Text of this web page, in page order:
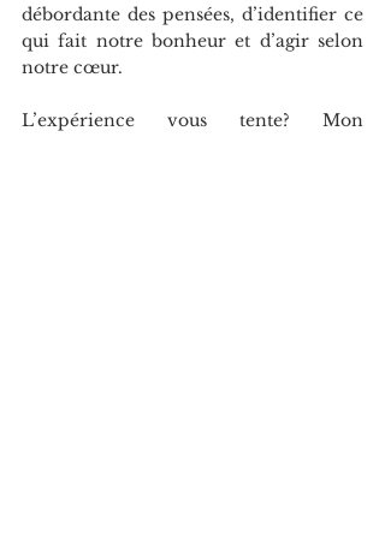
débordante des pensées, d’identifier ce
qui fait notre bonheur et d’agir selon
notre cœur.
L’expérience vous tente? Mon